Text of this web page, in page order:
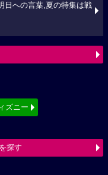
日への言葉,夏の特集は戦
ズニー
探す